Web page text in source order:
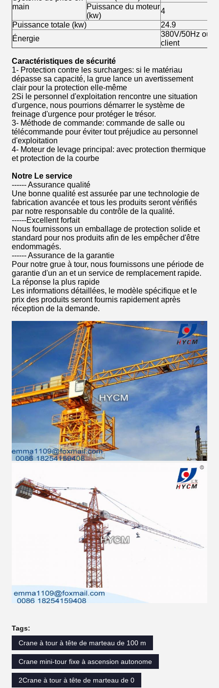
main
Puissance du moteur
(kw)
4
Puissance totale (kw)
24.9
Énergie
380V/50Hz ou
client
Caractéristiques de sécurité
1- Protection contre les surcharges: si le matériau
dépasse sa capacité, la grue lance un avertissement
clair pour la protection elle-même
2Si le personnel d'exploitation rencontre une situation
d'urgence, nous pourrions démarrer le système de
freinage d'urgence pour protéger le trésor.
3- Méthode de commande: commande de salle ou
télécommande pour éviter tout préjudice au personnel
d'exploitation
4- Moteur de levage principal: avec protection thermique
et protection de la courbe
Notre Le service
------ Assurance qualité
Une bonne qualité est assurée par une technologie de
fabrication avancée et tous les produits seront vérifiés
par notre responsable du contrôle de la qualité.
------Excellent forfait
Nous fournissons un emballage de protection solide et
standard pour nos produits afin de les empêcher d'être
endommagés.
------ Assurance de la garantie
Pour notre grue à tour, nous fournissons une période de
garantie d'un an et un service de remplacement rapide.
La réponse la plus rapide
Les informations détaillées, le modèle spécifique et le
prix des produits seront fournis rapidement après
réception de la demande.
Tags:
Crane à tour à tête de marteau de 100 m
Crane mini-tour fixe à ascension autonome
2Crane à tour à tête de marteau de 0